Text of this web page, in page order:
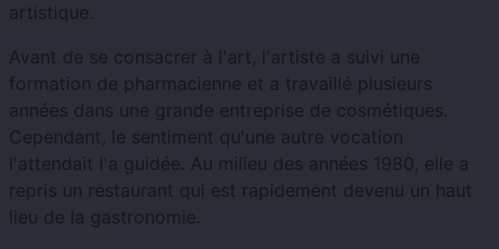
artistique.
Avant de se consacrer à l'art, l'artiste a suivi une
formation de pharmacienne et a travaillé plusieurs
années dans une grande entreprise de cosmétiques.
Cependant, le sentiment qu'une autre vocation
l'attendait l'a guidée. Au milieu des années 1980, elle a
repris un restaurant qui est rapidement devenu un haut
lieu de la gastronomie.